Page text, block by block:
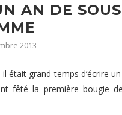
AN DE
2013
était grand temps d’écrire
fêté la première bougie